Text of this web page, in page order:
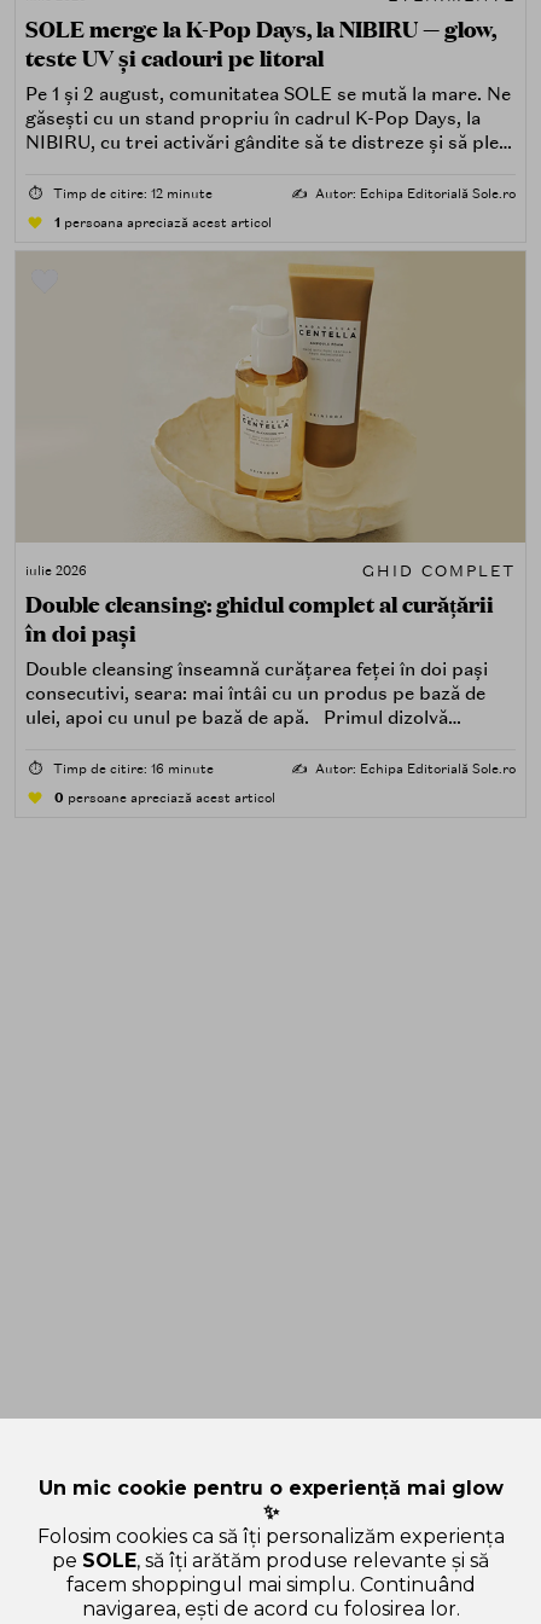
SOLE merge la K-Pop Days, la NIBIRU — glow,
teste UV și cadouri pe litoral
Pe 1 și 2 august, comunitatea SOLE se mută la mare. Ne
găsești cu un stand propriu în cadrul K-Pop Days, la
NIBIRU, cu trei activări gândite să te distreze și să pleci
⏱️ Timp de citire: 12 minute ✍️ Autor: Echipa Editorială Sole.ro
1 persoana apreciază acest articol
iulie 2026 GHID COMPLET
Double cleansing: ghidul complet al curățării
în doi pași
Double cleansing înseamnă curățarea feței în doi pași
consecutivi, seara: mai întâi cu un produs pe bază de
ulei, apoi cu unul pe bază de apă. Primul dizolvă
poluare. Al doilea îndepărtează impuritățile solubile în
⏱️ Timp de citire: 16 minute ✍️ Autor: Echipa Editorială Sole.ro
0 persoane apreciază acest articol
Un mic cookie pentru o experiență mai glow
✨
Folosim cookies ca să îți personalizăm experiența
pe SOLE, să îți arătăm produse relevante și să
facem shoppingul mai simplu. Continuând
navigarea, ești de acord cu folosirea lor.